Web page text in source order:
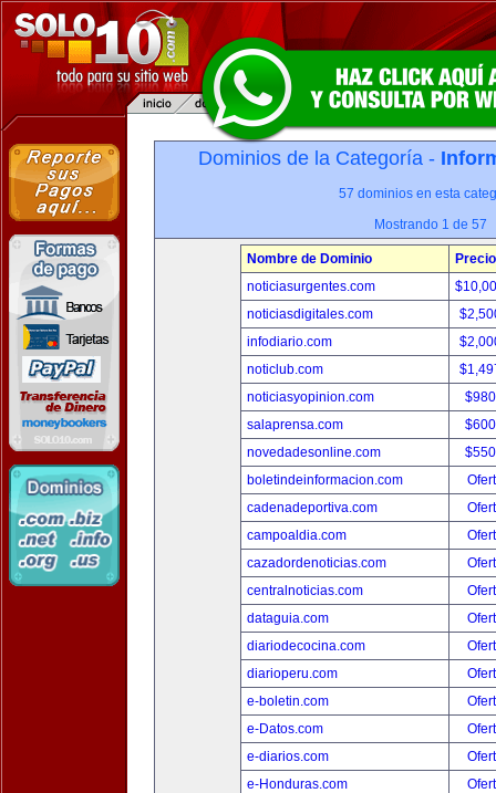
Dominios de la Categoría -
57 dominios en esta
Mostrando 1 de 57
Nombre de Dominio
Precio
noticiasurgentes.com
noticiasdigitales.com
infodiario.com
noticlub.com
noticiasyopinion.com
salaprensa.com
novedadesonline.com
boletindeinformacion.com
cadenadeportiva.com
campoaldia.com
cazadordenoticias.com
centralnoticias.com
dataguia.com
diariodecocina.com
diarioperu.com
e-boletin.com
e-Datos.com
e-diarios.com
e-Honduras.com